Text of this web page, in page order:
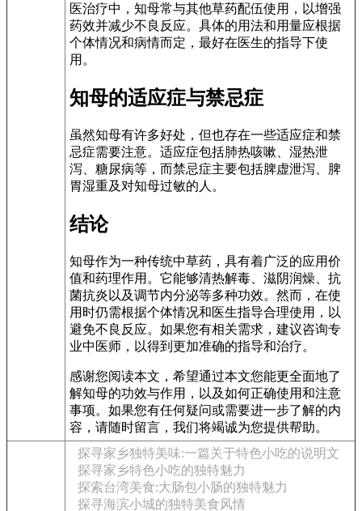
医治疗中，知母常与其他草药配伍使用，以增强
药效并减少不良反应。具体的用法和用量应根据
个体情况和病情而定，最好在医生的指导下使
用。
知母的适应症与禁忌症
虽然知母有许多好处，但也存在一些适应症和禁
忌症需要注意。适应症包括肺热咳嗽、湿热泄
泻、糖尿病等，而禁忌症主要包括脾虚泄泻、脾
胃湿重及对知母过敏的人。
结论
知母作为一种传统中草药，具有着广泛的应用价
值和药理作用。它能够清热解毒、滋阴润燥、抗
菌抗炎以及调节内分泌等多种功效。然而，在使
用时仍需根据个体情况和医生指导合理使用，以
避免不良反应。如果您有相关需求，建议咨询专
业中医师，以得到更加准确的指导和治疗。
感谢您阅读本文，希望通过本文您能更全面地了
解知母的功效与作用，以及如何正确使用和注意
事项。如果您有任何疑问或需要进一步了解的内
容，请随时留言，我们将竭诚为您提供帮助。
探寻家乡独特美味:一篇关于特色小吃的说明文
探寻家乡特色小吃的独特魅力
探索台湾美食:大肠包小肠的独特魅力
探寻海滨小城的独特美食风情